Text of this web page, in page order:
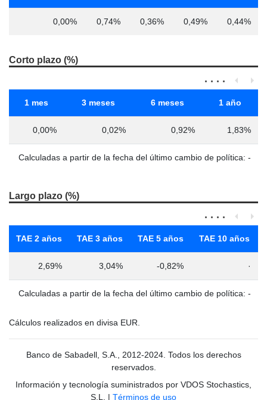
0,00% 0,74% 0,36% 0,49% 0,44%
Corto plazo (%)
1 mes 3 meses 6 meses 1 año
Calculadas a partir de la fecha del último cambio de política: -
0,00% 0,02% 0,92% 1,83%
Largo plazo (%)
TAE 2 años TAE 3 años TAE 5 años TAE 10 años
Calculadas a partir de la fecha del último cambio de política: -
2,69% 3,04% -0,82% ·
Cálculos realizados en divisa EUR.
Banco de Sabadell, S.A., 2012-2024. Todos los derechos
reservados.
Información y tecnología suministrados por VDOS Stochastics,
S.L. | Términos de uso